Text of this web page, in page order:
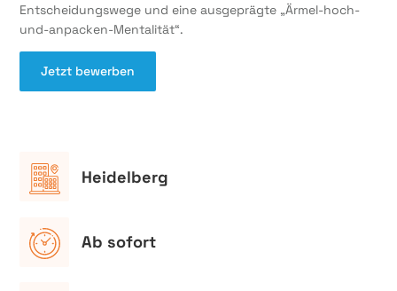
Entscheidungswege und eine ausgeprägte „Ärmel-hoch-
und-anpacken-Mentalität“.
Jetzt bewerben
Heidelberg
Ab sofort